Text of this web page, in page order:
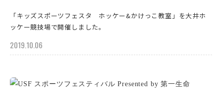
「キッズスポーツフェスタ ホッケー&かけっこ教室」を大井ホ
ッケー競技場で開催しました。
2019.10.06